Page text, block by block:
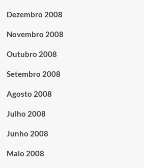
Dezembro 2008
Novembro 2008
Outubro 2008
Setembro 2008
Agosto 2008
Julho 2008
Junho 2008
Maio 2008